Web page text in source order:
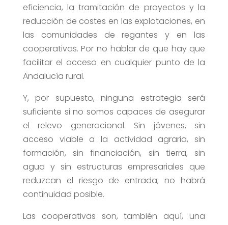
eficiencia, la tramitación de proyectos y la
reducción de costes en las explotaciones, en
las comunidades de regantes y en las
cooperativas. Por no hablar de que hay que
facilitar el acceso en cualquier punto de la
Andalucía rural.
Y, por supuesto, ninguna estrategia será
suficiente si no somos capaces de asegurar
el relevo generacional. Sin jóvenes, sin
acceso viable a la actividad agraria, sin
formación, sin financiación, sin tierra, sin
agua y sin estructuras empresariales que
reduzcan el riesgo de entrada, no habrá
continuidad posible.
Las cooperativas son, también aquí, una